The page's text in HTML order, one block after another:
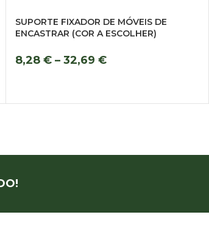
SUPORTE FIXADOR DE MÓVEIS DE
ENCASTRAR (COR A ESCOLHER)
8,28 € – 32,69 €